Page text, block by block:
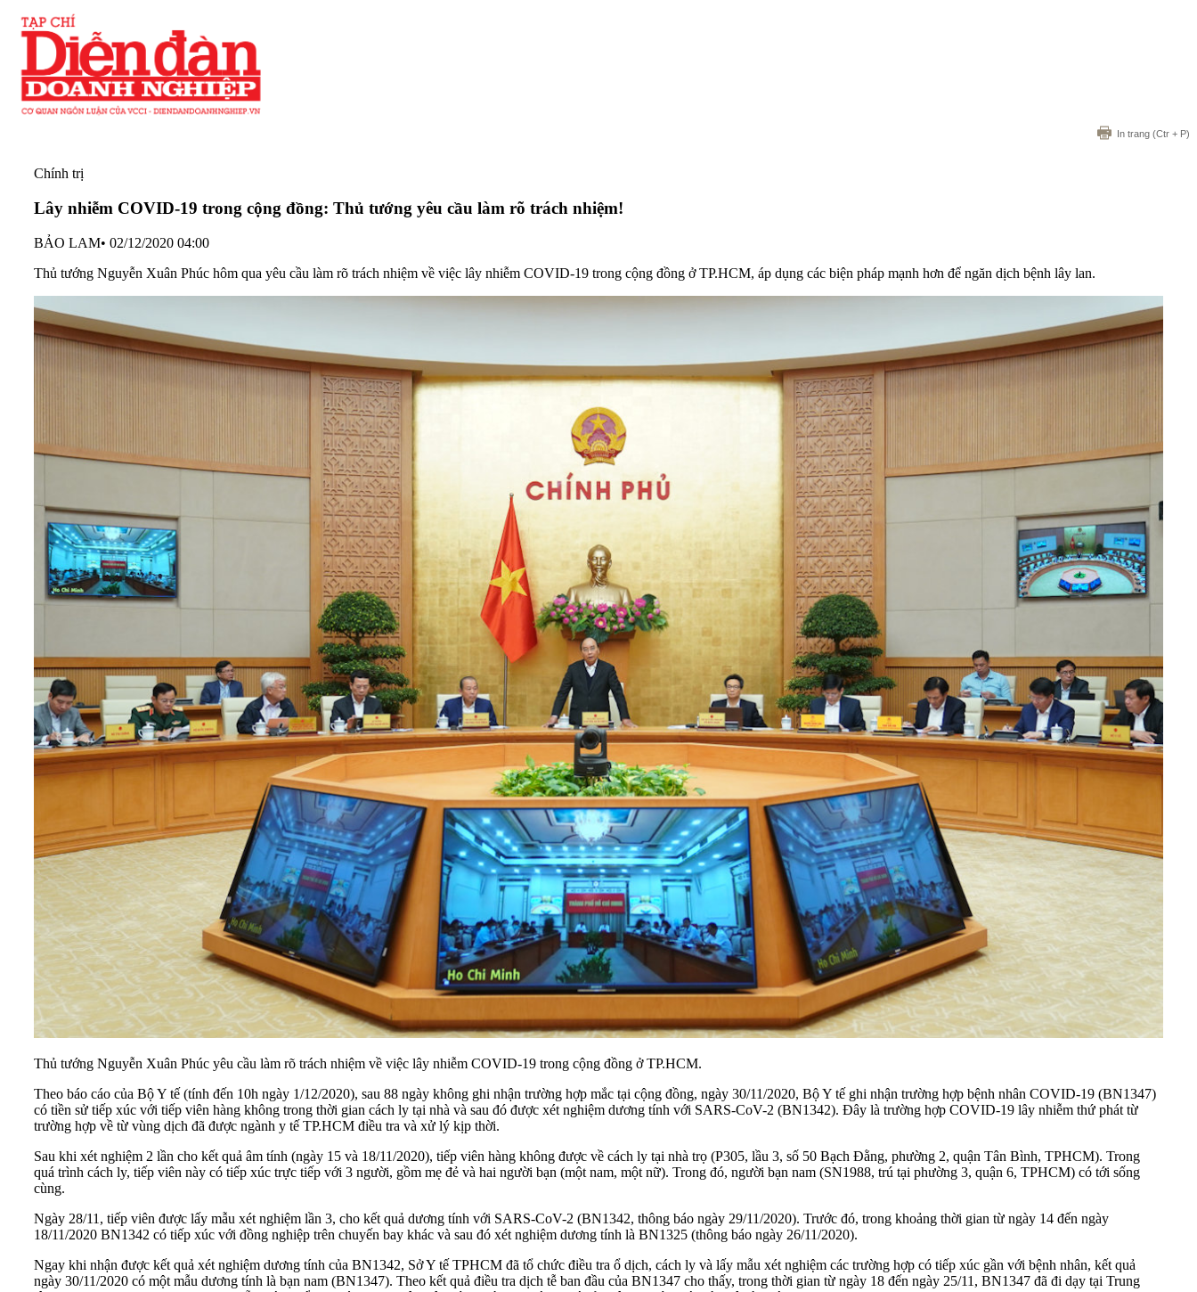
In trang (Ctr + P)
Chính trị
Lây nhiễm COVID-19 trong cộng đồng: Thủ tướng yêu cầu làm rõ trách nhiệm!
BẢO LAM• 02/12/2020 04:00
Thủ tướng Nguyễn Xuân Phúc hôm qua yêu cầu làm rõ trách nhiệm về việc lây nhiễm COVID-19 trong cộng đồng ở TP.HCM, áp dụng các biện pháp mạnh hơn để ngăn dịch bệnh lây lan.
Thủ tướng Nguyễn Xuân Phúc yêu cầu làm rõ trách nhiệm về việc lây nhiễm COVID-19 trong cộng đồng ở TP.HCM.
Theo báo cáo của Bộ Y tế (tính đến 10h ngày 1/12/2020), sau 88 ngày không ghi nhận trường hợp mắc tại cộng đồng, ngày 30/11/2020, Bộ Y tế ghi nhận trường hợp bệnh nhân COVID-19 (BN1347)
có tiền sử tiếp xúc với tiếp viên hàng không trong thời gian cách ly tại nhà và sau đó được xét nghiệm dương tính với SARS-CoV-2 (BN1342). Đây là trường hợp COVID-19 lây nhiễm thứ phát từ
trường hợp về từ vùng dịch đã được ngành y tế TP.HCM điều tra và xử lý kịp thời.
Sau khi xét nghiệm 2 lần cho kết quả âm tính (ngày 15 và 18/11/2020), tiếp viên hàng không được về cách ly tại nhà trọ (P305, lầu 3, số 50 Bạch Đằng, phường 2, quận Tân Bình, TPHCM). Trong
quá trình cách ly, tiếp viên này có tiếp xúc trực tiếp với 3 người, gồm mẹ đẻ và hai người bạn (một nam, một nữ). Trong đó, người bạn nam (SN1988, trú tại phường 3, quận 6, TPHCM) có tới sống
cùng.
Ngày 28/11, tiếp viên được lấy mẫu xét nghiệm lần 3, cho kết quả dương tính với SARS-CoV-2 (BN1342, thông báo ngày 29/11/2020). Trước đó, trong khoảng thời gian từ ngày 14 đến ngày
18/11/2020 BN1342 có tiếp xúc với đồng nghiệp trên chuyến bay khác và sau đó xét nghiệm dương tính là BN1325 (thông báo ngày 26/11/2020).
Ngay khi nhận được kết quả xét nghiệm dương tính của BN1342, Sở Y tế TPHCM đã tổ chức điều tra ổ dịch, cách ly và lấy mẫu xét nghiệm các trường hợp có tiếp xúc gần với bệnh nhân, kết quả
ngày 30/11/2020 có một mẫu dương tính là bạn nam (BN1347). Theo kết quả điều tra dịch tễ ban đầu của BN1347 cho thấy, trong thời gian từ ngày 18 đến ngày 25/11, BN1347 đã đi dạy tại Trung